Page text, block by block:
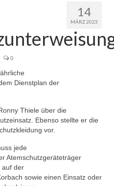
1996
Jugendfeuerwehr 2021
14
MÄRZ 2023
0
Dienstplan der
Thiele über die
Ebenso stellte er die
vor.
jede
Atemschutzgeräteträger
auf der
sowie einen Einsatz oder